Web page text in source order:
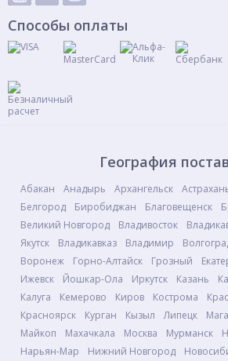
Способы оплаты
География
Абакан Анадырь Архангельск
Белгород
Биробиджан Благовещенск
Великий Новгород
Владивосток
Якутск
Владикавказ Владимир
Воронеж
Горно-Алтайск Грозный
Ижевск
Йошкар-Ола Иркутск Казань
Калуга
Кемерово Киров Кострома
Красноярск
Курган Кызыл Липецк
Майкоп
Махачкала Москва Мурманск
Нарьян-Мар
Нижний Новгород